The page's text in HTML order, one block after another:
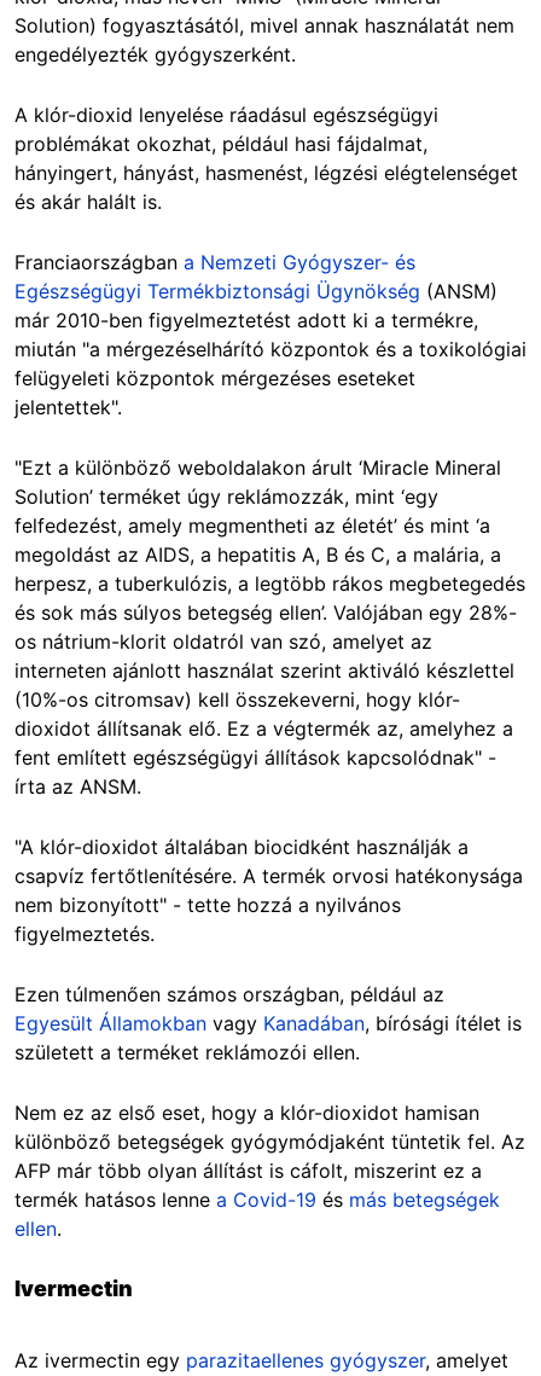
Solution) fogyasztásától, mivel annak használatát nem
engedélyezték gyógyszerként.
A klór-dioxid lenyelése ráadásul egészségügyi
problémákat okozhat, például hasi fájdalmat,
hányingert, hányást, hasmenést, légzési elégtelenséget
és akár halált is.
Franciaországban a Nemzeti Gyógyszer- és
Egészségügyi Termékbiztonsági Ügynökség (ANSM)
már 2010-ben figyelmeztetést adott ki a termékre,
miután "a mérgezéselhárító központok és a toxikológiai
felügyeleti központok mérgezéses eseteket
jelentettek".
"Ezt a különböző weboldalakon árult ‘Miracle Mineral
Solution’ terméket úgy reklámozzák, mint ‘egy
felfedezést, amely megmentheti az életét’ és mint ‘a
megoldást az AIDS, a hepatitis A, B és C, a malária, a
herpesz, a tuberkulózis, a legtöbb rákos megbetegedés
és sok más súlyos betegség ellen’. Valójában egy 28%-
os nátrium-klorit oldatról van szó, amelyet az
interneten ajánlott használat szerint aktiváló készlettel
(10%-os citromsav) kell összekeverni, hogy klór-
dioxidot állítsanak elő. Ez a végtermék az, amelyhez a
fent említett egészségügyi állítások kapcsolódnak" -
írta az ANSM.
"A klór-dioxidot általában biocidként használják a
csapvíz fertőtlenítésére. A termék orvosi hatékonysága
nem bizonyított" - tette hozzá a nyilvános
figyelmeztetés.
Ezen túlmenően számos országban, például az
Egyesült Államokban vagy Kanadában, bírósági ítélet is
született a terméket reklámozói ellen.
Nem ez az első eset, hogy a klór-dioxidot hamisan
különböző betegségek gyógymódjaként tüntetik fel. Az
AFP már több olyan állítást is cáfolt, miszerint ez a
termék hatásos lenne a Covid-19 és más betegségek
ellen.
Ivermectin
Az ivermectin egy parazitaellenes gyógyszer, amelyet